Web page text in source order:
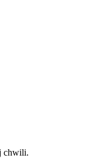
chwili.